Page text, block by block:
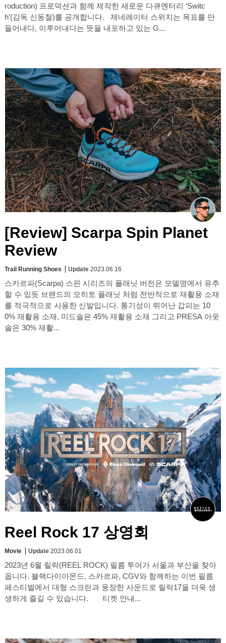
roduction) 프로덕션과 함께 제작한 새로운 다큐멘터리 ‘Switc
h’(감독 신동철)를 공개합니다. 제네레이터 스위치는 목표를 만
들어내다, 이루어내다는 뜻을 내포하고 있는 G...
[Review] Scarpa Spin Planet
Review
Trail Running Shoes Update 2023.06.16
스카르파(Scarpa) 스핀 시리즈의 플래닛 버전은 모델명에서 유추
할 수 있듯 브랜드의 모히토 플래닛 처럼 전반적으로 재활용 소재
를 적극적으로 사용한 신발입니다. 통기성이 뛰어난 갑피는 10
0% 재활용 소재, 미드솔은 45% 재활용 소재 그리고 PRESA 아웃
솔은 30% 재활...
Reel Rock 17 상영회
Movie Update 2023.06.01
2023년 6월 릴락(REEL ROCK) 필름 투어가 서울과 부산을 찾아
옵니다. 블랙다이아몬드, 스카르파, CGV와 함께하는 이번 필름
페스티벌에서 대형 스크린과 웅장한 사운드로 릴락17을 더욱 생
생하게 즐길 수 있습니다. 티켓 안내...